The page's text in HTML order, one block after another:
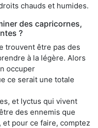
chauds et humides.
des capricornes,
?
trouvent être pas des
à la légère. Alors
occuper
ce serait une totale
et lyctus qui vivent
des ennemis que
pour ce faire, comptez